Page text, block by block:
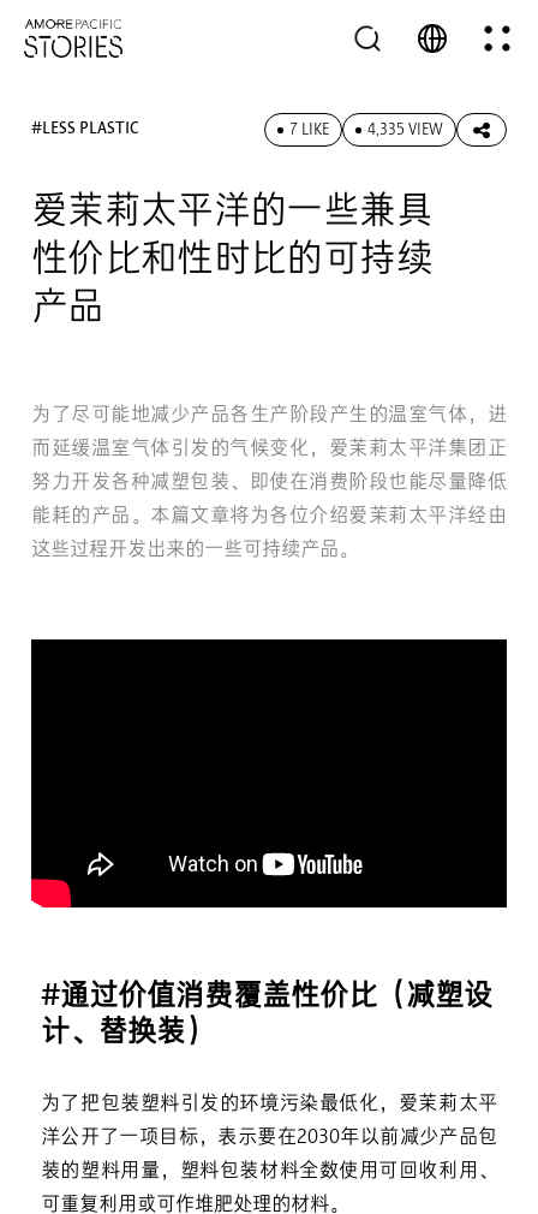
#LESS PLASTIC 7 LIKE 4,335 VIEW
爱茉莉太平洋的一些兼具
性价比和性时比的可持续
产品
为了尽可能地减少产品各生产阶段产生的温室气体，进
而延缓温室气体引发的气候变化，爱茉莉太平洋集团正
努力开发各种减塑包装、即使在消费阶段也能尽量降低
能耗的产品。本篇文章将为各位介绍爱茉莉太平洋经由
这些过程开发出来的一些可持续产品。
#通过价值消费覆盖性价比（减塑设
计、替换装）
为了把包装塑料引发的环境污染最低化，爱茉莉太平
洋公开了一项目标，表示要在2030年以前减少产品包
装的塑料用量，塑料包装材料全数使用可回收利用、
可重复利用或可作堆肥处理的材料。